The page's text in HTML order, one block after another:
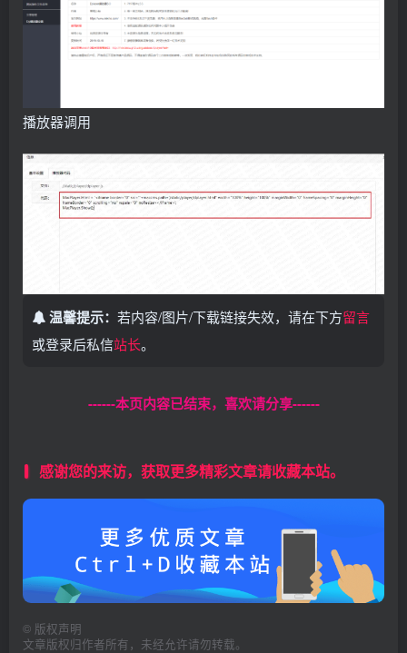
播放器调用
温馨提示： 若内容/图片/下载链接失效，请在下方留言
或登录后私信站长。
------本页内容已结束，喜欢请分享------
感谢您的来访，获取更多精彩文章请收藏本站。
© 版权声明
文章版权归作者所有，未经允许请勿转载。